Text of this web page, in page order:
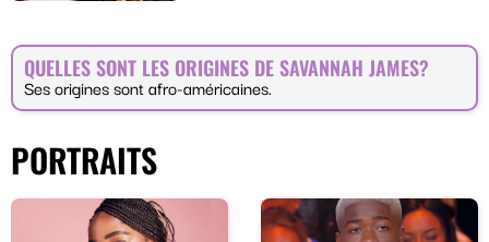
QUELLES SONT LES ORIGINES DE SAVANNAH JAMES?
Ses origines sont afro-américaines.
PORTRAITS